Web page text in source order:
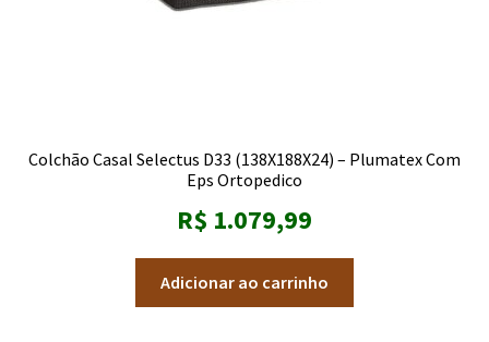
Colchão Casal Selectus D33 (138X188X24) – Plumatex Com
Eps Ortopedico
R$ 1.079,99
Adicionar ao carrinho